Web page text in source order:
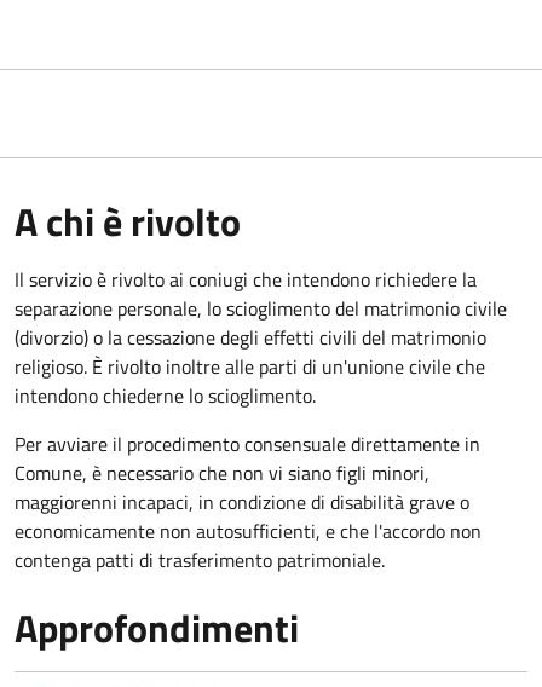
A chi è rivolto
Il servizio è rivolto ai coniugi che intendono richiedere la
separazione personale, lo scioglimento del matrimonio civile
(divorzio) o la cessazione degli effetti civili del matrimonio
religioso. È rivolto inoltre alle parti di un'unione civile che
intendono chiederne lo scioglimento.
Per avviare il procedimento consensuale direttamente in
Comune, è necessario che non vi siano figli minori,
maggiorenni incapaci, in condizione di disabilità grave o
economicamente non autosufficienti, e che l'accordo non
contenga patti di trasferimento patrimoniale.
Approfondimenti